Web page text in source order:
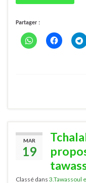
Partager :
MAR
19
Classé dans 3.Tawassoul